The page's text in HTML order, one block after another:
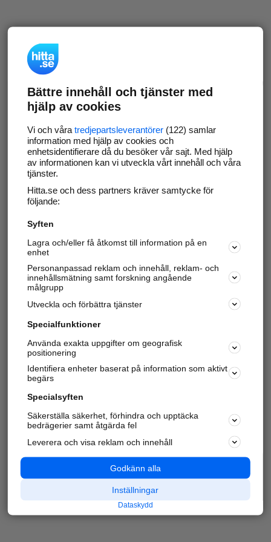
Bättre innehåll och tjänster med
hjälp av cookies
Vi och våra tredjepartsleverantörer(122) samlar
information med hjälp av cookies och
enhetsidentifierare då du besöker vår sajt. Med hjälp
av informationen kan vi utveckla vårt innehåll och våra
tjänster.
Hitta.se och dess partners kräver samtycke för
följande:
Syften
Lagra och/eller få åtkomst till information på en
enhet
Personanpassad reklam och innehåll, reklam- och
innehållsmätning samt forskning angående
målgrupp
Utveckla och förbättra tjänster
Specialfunktioner
Använda exakta uppgifter om geografisk
positionering
Identifiera enheter baserat på information som aktivt
begärs
Specialsyften
Säkerställa säkerhet, förhindra och upptäcka
bedrägerier samt åtgärda fel
Leverera och visa reklam och innehåll
Godkänn alla
Inställningar
Dataskydd